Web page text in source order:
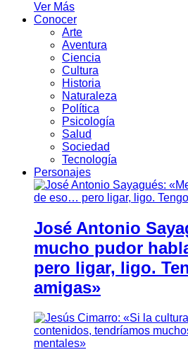
Ver Más
Conocer
Arte
Aventura
Ciencia
Cultura
Historia
Naturaleza
Política
Psicología
Salud
Sociedad
Tecnología
Personajes
José Antonio
mucho pudor
pero ligar, ligo.
amigas»